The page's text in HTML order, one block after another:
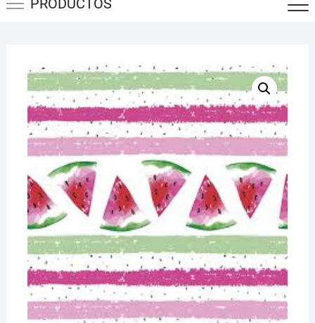
PRODUCTOS